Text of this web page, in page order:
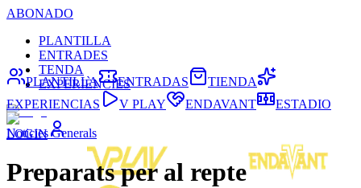
ABONADO
PLANTILLA
ENTRADES
TENDA
EXPERIÈNCIES
LOGIN
PLANTILLA ENTRADAS
TIENDA
EXPERIENCIAS
V PLAY ENDAVANT ESTADIO
Noticies Generals
Preparats per al repte